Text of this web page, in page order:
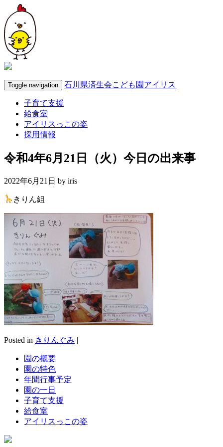
Toggle navigation 石川県済生会こども園アイリス
子育て支援
給食室
アイリスっこの姿
採用情報
令和4年6月21日（火）今日の出来事
2022年6月21日 by iris
きりん組
Posted in きりんぐみ |
園の概要
園の特色
年間行事予定
園の一日
子育て支援
給食室
アイリスっこの姿